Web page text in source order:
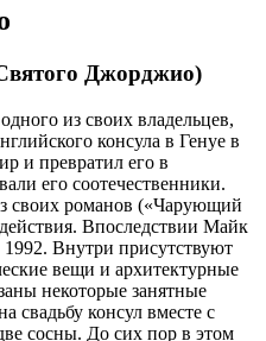
Джорджио)
из своих владельцев,
консула в Генуе в
и превратил его в
его соотечественники.
своих романов («Чарующий
Впоследствии Майк
Внутри присутствуют
вещи и архитектурные
некоторые занятные
свадьбу консул вместе с
сосны. До сих пор в этом